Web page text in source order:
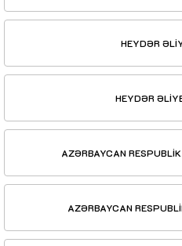
HEYDƏR
HEYDƏR
AZƏRBAYCAN
AZƏRBAYCAN